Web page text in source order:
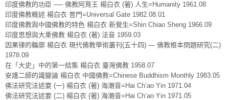
印度佛教的功臣 ── 佛教阿育王 楊白衣 (著) 人生=Humanity 1961.08
印度佛教概述 楊白衣 普門=Universal Gate 1982.08.01
印度佛教與中國佛教的特色 楊白衣 新覺生=Shin Chiao Sheng 1966.09
印度思想與大乘佛教 楊白衣 (著) 法音 1959.03
因果律的輪廓 楊白衣 現代佛教學術叢刊(五十四) — 佛教根本問題研究(二)
1978.09
在「大史」中的第一結集 楊白衣 臺灣佛教 1958.07
安護二師的識變論 楊白衣 中國佛教=Chinese Buddhism Monthly 1983.05
佛法研究法述要 (一) 楊白衣 (著) 海潮音=Hai Ch’ao Yin 1971.04
佛法研究法述要 (二) 楊白衣 (著) 海潮音=Hai Ch’ao Yin 1971.05